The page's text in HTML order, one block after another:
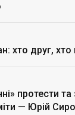
хто друг, хто
протести
— Юрій